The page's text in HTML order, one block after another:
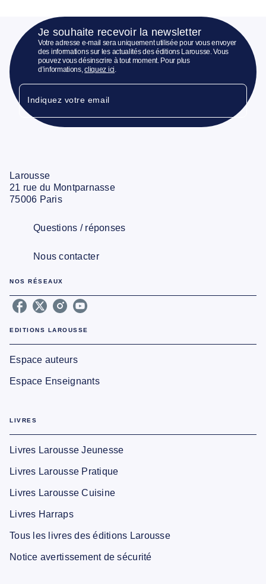
Je souhaite recevoir la newsletter
Votre adresse e-mail sera uniquement utilisée pour vous envoyer
des informations sur les actualités des éditions Larousse. Vous
pouvez vous désinscrire à tout moment. Pour plus
d’informations,cliquez ici.
Indiquez votre email
Larousse
21 rue du Montparnasse
75006 Paris
Questions / réponses
Nous contacter
NOS RÉSEAUX
EDITIONS LAROUSSE
Espace auteurs
Espace Enseignants
LIVRES
Livres Larousse Jeunesse
Livres Larousse Pratique
Livres Larousse Cuisine
Livres Harraps
Tous les livres des éditions Larousse
Notice avertissement de sécurité